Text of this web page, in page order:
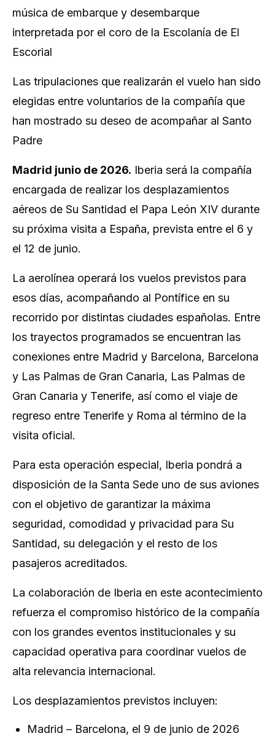
música de embarque y desembarque
interpretada por el coro de la Escolanía de El
Escorial
Las tripulaciones que realizarán el vuelo han sido
elegidas entre voluntarios de la compañía que
han mostrado su deseo de acompañar al Santo
Padre
Madrid junio de 2026. Iberia será la compañía
encargada de realizar los desplazamientos
aéreos de Su Santidad el Papa León XIV durante
su próxima visita a España, prevista entre el 6 y
el 12 de junio.
La aerolínea operará los vuelos previstos para
esos días, acompañando al Pontífice en su
recorrido por distintas ciudades españolas. Entre
los trayectos programados se encuentran las
conexiones entre Madrid y Barcelona, Barcelona
y Las Palmas de Gran Canaria, Las Palmas de
Gran Canaria y Tenerife, así como el viaje de
regreso entre Tenerife y Roma al término de la
visita oficial.
Para esta operación especial, Iberia pondrá a
disposición de la Santa Sede uno de sus aviones
con el objetivo de garantizar la máxima
seguridad, comodidad y privacidad para Su
Santidad, su delegación y el resto de los
pasajeros acreditados.
La colaboración de Iberia en este acontecimiento
refuerza el compromiso histórico de la compañía
con los grandes eventos institucionales y su
capacidad operativa para coordinar vuelos de
alta relevancia internacional.
Los desplazamientos previstos incluyen:
Madrid – Barcelona, el 9 de junio de 2026